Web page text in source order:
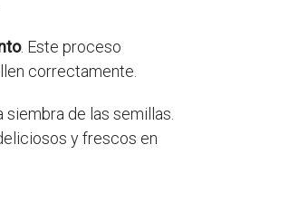
. Este proceso
correctamente.
de las semillas.
y frescos en